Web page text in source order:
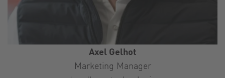
Axel Gelhot
Marketing Manager